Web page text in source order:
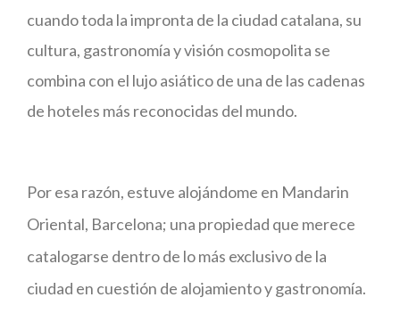
cuando toda la impronta de la ciudad catalana, su
cultura, gastronomía y visión cosmopolita se
combina con el lujo asiático de una de las cadenas
de hoteles más reconocidas del mundo.
Por esa razón, estuve alojándome en Mandarin
Oriental, Barcelona; una propiedad que merece
catalogarse dentro de lo más exclusivo de la
ciudad en cuestión de alojamiento y gastronomía.